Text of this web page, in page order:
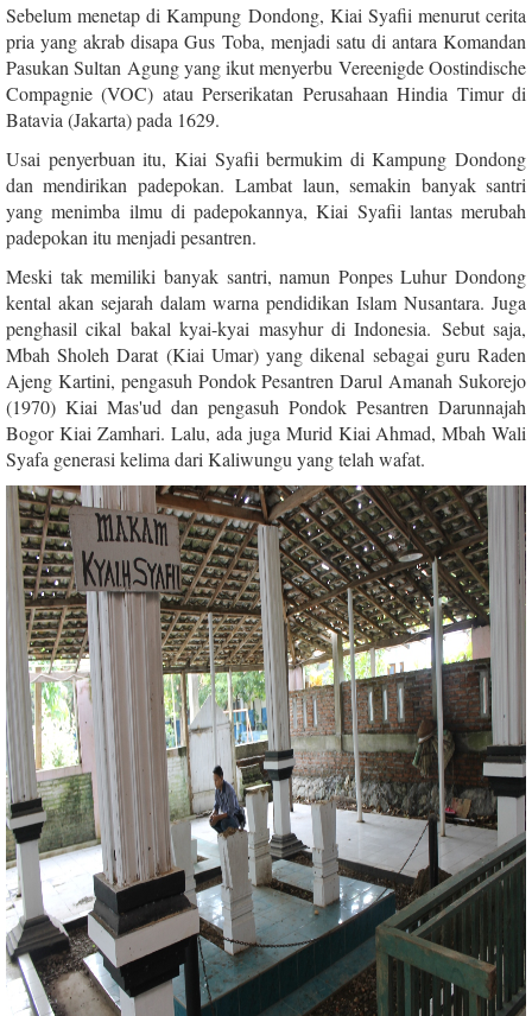
Sebelum menetap di Kampung Dondong, Kiai Syafii menurut cerita
pria yang akrab disapa Gus Toba, menjadi satu di antara Komandan
Pasukan Sultan Agung yang ikut menyerbu Vereenigde Oostindische
Compagnie (VOC) atau Perserikatan Perusahaan Hindia Timur di
Batavia (Jakarta) pada 1629.
Usai penyerbuan itu, Kiai Syafii bermukim di Kampung Dondong
dan mendirikan padepokan.Lambat laun, semakin banyak santri
yang menimba ilmu di padepokannya, Kiai Syafii lantas merubah
padepokan itu menjadi pesantren.
Meski tak memiliki banyak santri, namun Ponpes Luhur Dondong
kental akan sejarah dalam warna pendidikan Islam Nusantara. Juga
penghasil cikal bakal kyai-kyai masyhur di Indonesia. Sebut saja,
Mbah Sholeh Darat (Kiai Umar) yang dikenal sebagai guru Raden
Ajeng Kartini, pengasuh Pondok Pesantren Darul Amanah Sukorejo
(1970) Kiai Mas'ud dan pengasuh Pondok Pesantren Darunnajah
Bogor Kiai Zamhari. Lalu, ada juga Murid Kiai Ahmad, Mbah Wali
Syafa generasi kelima dari Kaliwungu yang telah wafat.